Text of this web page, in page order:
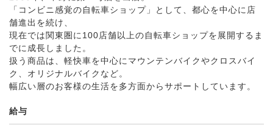
「コンビニ感覚の自転車ショップ」として、都心を中心に店
舗進出を続け、
現在では関東圏に100店舗以上の自転車ショップを展開するま
でに成長しました。
扱う商品は、軽快車を中心にマウンテンバイクやクロスバイ
ク、オリジナルバイクなど。
幅広い層のお客様の生活を多方面からサポートしています。
給与